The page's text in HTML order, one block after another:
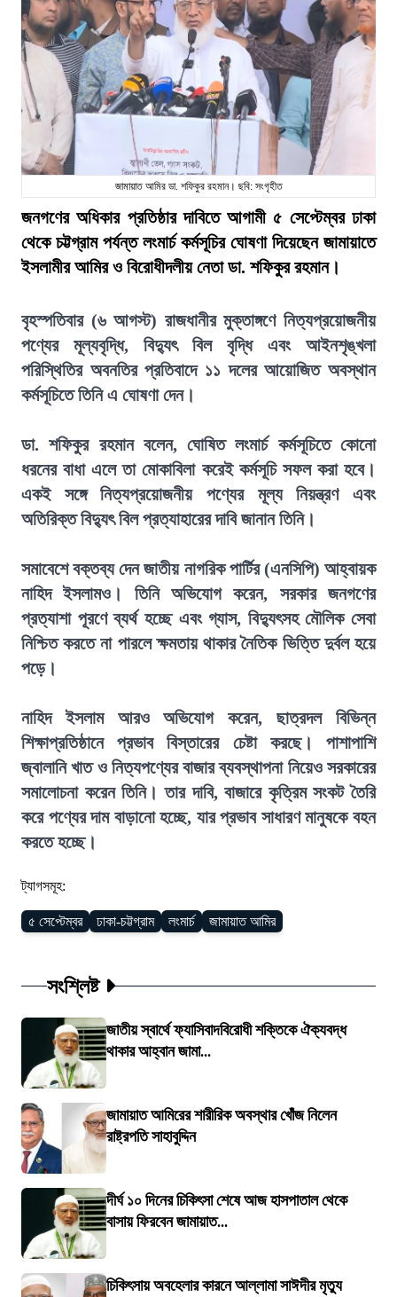
জামায়াত আমির ডা. শফিকুর রহমান। ছবি: সংগৃহীত
জনগণের অধিকার প্রতিষ্ঠার দাবিতে আগামী ৫ সেপ্টেম্বর ঢাকা
থেকে চট্টগ্রাম পর্যন্ত লংমার্চ কর্মসূচির ঘোষণা দিয়েছেন জামায়াতে
ইসলামীর আমির ও বিরোধীদলীয় নেতা ডা. শফিকুর রহমান।
বৃহস্পতিবার (৬ আগস্ট) রাজধানীর মুক্তাঙ্গণে নিত্যপ্রয়োজনীয়
পণ্যের মূল্যবৃদ্ধি, বিদ্যুৎ বিল বৃদ্ধি এবং আইনশৃঙ্খলা
পরিস্থিতির অবনতির প্রতিবাদে ১১ দলের আয়োজিত অবস্থান
কর্মসূচিতে তিনি এ ঘোষণা দেন।
ডা. শফিকুর রহমান বলেন, ঘোষিত লংমার্চ কর্মসূচিতে কোনো
ধরনের বাধা এলে তা মোকাবিলা করেই কর্মসূচি সফল করা হবে।
একই সঙ্গে নিত্যপ্রয়োজনীয় পণ্যের মূল্য নিয়ন্ত্রণ এবং
অতিরিক্ত বিদ্যুৎ বিল প্রত্যাহারের দাবি জানান তিনি।
সমাবেশে বক্তব্য দেন জাতীয় নাগরিক পার্টির (এনসিপি) আহ্বায়ক
নাহিদ ইসলামও। তিনি অভিযোগ করেন, সরকার জনগণের
প্রত্যাশা পূরণে ব্যর্থ হচ্ছে এবং গ্যাস, বিদ্যুৎসহ মৌলিক সেবা
নিশ্চিত করতে না পারলে ক্ষমতায় থাকার নৈতিক ভিত্তি দুর্বল হয়ে
পড়ে।
নাহিদ ইসলাম আরও অভিযোগ করেন, ছাত্রদল বিভিন্ন
শিক্ষাপ্রতিষ্ঠানে প্রভাব বিস্তারের চেষ্টা করছে। পাশাপাশি
জ্বালানি খাত ও নিত্যপণ্যের বাজার ব্যবস্থাপনা নিয়েও সরকারের
সমালোচনা করেন তিনি। তার দাবি, বাজারে কৃত্রিম সংকট তৈরি
করে পণ্যের দাম বাড়ানো হচ্ছে, যার প্রভাব সাধারণ মানুষকে বহন
করতে হচ্ছে।
ট্যাগসমূহ:
৫ সেপ্টেম্বর ঢাকা-চট্টগ্রাম লংমার্চ জামায়াত আমির
সংশ্লিষ্ট
জাতীয় স্বার্থে ফ্যাসিবাদবিরোধী শক্তিকে ঐক্যবদ্ধ
থাকার আহ্বান জামা...
জামায়াত আমিরের শারীরিক অবস্থার খোঁজ নিলেন
রাষ্ট্রপতি সাহাবুদ্দিন
দীর্ঘ ১০ দিনের চিকিৎসা শেষে আজ হাসপাতাল থেকে
বাসায় ফিরবেন জামায়াত...
চিকিৎসায় অবহেলার কারনে আল্লামা সাঈদীর মৃত্যু